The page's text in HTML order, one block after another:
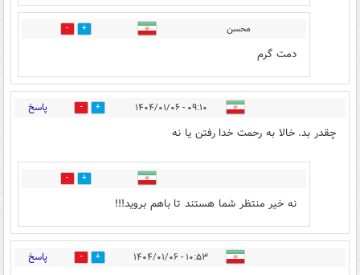
محسن 1
دمت گرم
۰۹:۱۰ - ۱۴۰۴/۰۱/۰۶ 0 پاسخ
چقدر بد. خالا به رحمت خدا رفتن یا نه
0
نه خیر منتظر شما هستند تا باهم بروید!!!
۱۰:۵۳ - ۱۴۰۴/۰۱/۰۶ 1 پاسخ